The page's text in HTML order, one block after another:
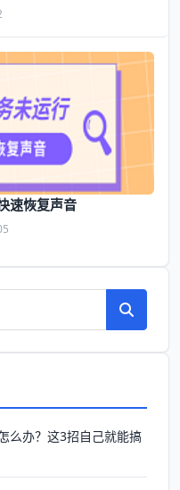
速恢复声音
么办？这3招自己就能搞